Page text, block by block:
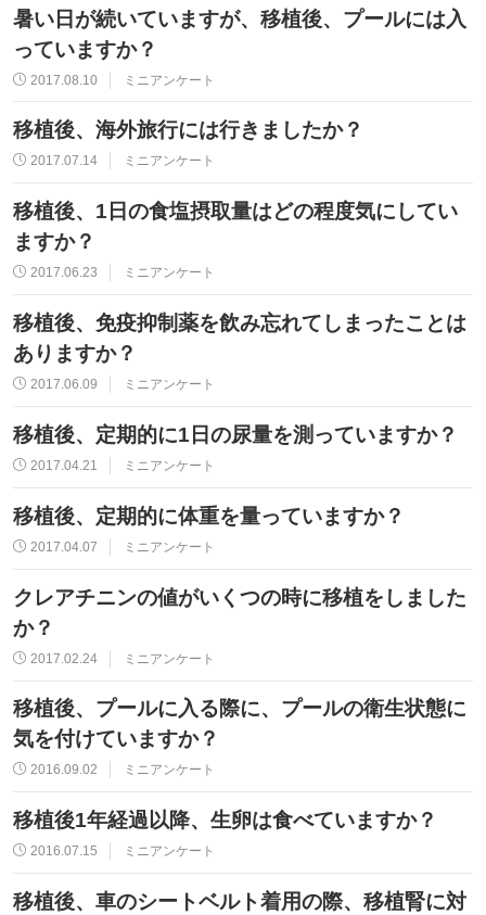
暑い日が続いていますが、移植後、プールには入
っていますか？
2017.08.10 ミニアンケート
移植後、海外旅行には行きましたか？
2017.07.14 ミニアンケート
移植後、1日の食塩摂取量はどの程度気にしてい
ますか？
2017.06.23 ミニアンケート
移植後、免疫抑制薬を飲み忘れてしまったことは
ありますか？
2017.06.09 ミニアンケート
移植後、定期的に1日の尿量を測っていますか？
2017.04.21 ミニアンケート
移植後、定期的に体重を量っていますか？
2017.04.07 ミニアンケート
クレアチニンの値がいくつの時に移植をしました
か？
2017.02.24 ミニアンケート
移植後、プールに入る際に、プールの衛生状態に
気を付けていますか？
2016.09.02 ミニアンケート
移植後1年経過以降、生卵は食べていますか？
2016.07.15 ミニアンケート
移植後、車のシートベルト着用の際、移植腎に対